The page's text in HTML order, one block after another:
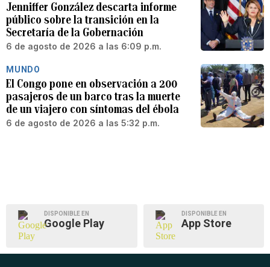
Jenniffer González descarta informe
público sobre la transición en la
Secretaría de la Gobernación
6 de agosto de 2026 a las 6:09 p.m.
MUNDO
El Congo pone en observación a 200
pasajeros de un barco tras la muerte
de un viajero con síntomas del ébola
6 de agosto de 2026 a las 5:32 p.m.
DISPONIBLE EN
Google Play
DISPONIBLE EN
App Store